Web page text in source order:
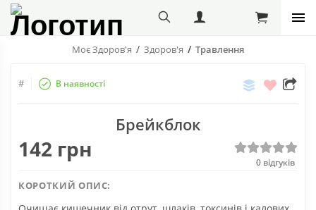
Моє Здоров'я Здоров'я Травлення
# В наявності Порівняти
Бажані
Брейкблок
0 відгуків
142 грн
КОРОТКИЙ ОПИС: